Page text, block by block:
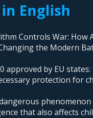
English
Controls War: How
the Modern
approved by EU states:
protection for
that also affects